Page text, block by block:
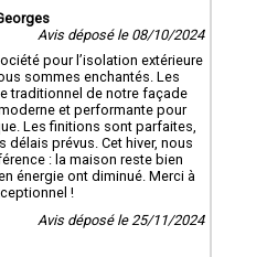
Avis déposé le 08/10/2024
pour l’isolation extérieure
sommes enchantés. Les
traditionnel de notre façade
et performante pour
Les finitions sont parfaites,
délais prévus. Cet hiver, nous
: la maison reste bien
énergie ont diminué. Merci à
!
Avis déposé le 25/11/2024